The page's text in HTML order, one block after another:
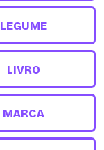
LEGUME
LIVRO
MARCA